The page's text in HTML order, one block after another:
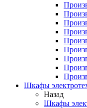
Шкафы
Назад
Шкафы